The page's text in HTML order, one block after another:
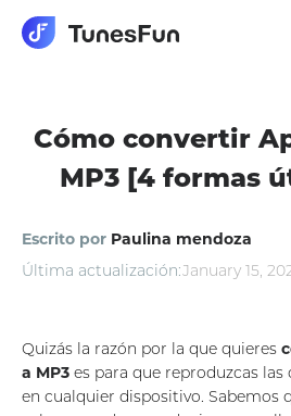
Cómo convertir
MP3 [4 formas
Escrito por Paulina mendoza
Última actualización:January 15,
Quizás la razón por la que quieres
a MP3 es para que reproduzcas
en cualquier dispositivo. Sabemos